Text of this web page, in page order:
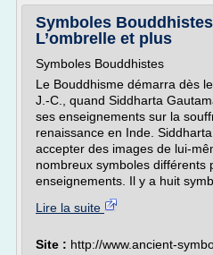
Symboles
L’ombrelle et plus
Symboles Bouddhistes
Le Bouddhisme démarra dès
J.-C., quand Siddharta
ses enseignements sur la
renaissance en Inde.
accepter des images de lui-
nombreux symboles différents
enseignements. Il y a huit
Lire la suite
Site : http://www.ancient-